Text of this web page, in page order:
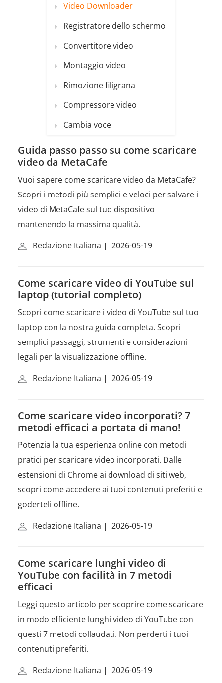
Video Downloader
Registratore dello schermo
Convertitore video
Montaggio video
Rimozione filigrana
Compressore video
Cambia voce
Guida passo passo su come scaricare
video da MetaCafe
Vuoi sapere come scaricare video da MetaCafe?
Scopri i metodi più semplici e veloci per salvare i
video di MetaCafe sul tuo dispositivo
mantenendo la massima qualità.
Redazione Italiana | 2026-05-19
Come scaricare video di YouTube sul
laptop (tutorial completo)
Scopri come scaricare i video di YouTube sul tuo
laptop con la nostra guida completa. Scopri
semplici passaggi, strumenti e considerazioni
legali per la visualizzazione offline.
Redazione Italiana | 2026-05-19
Come scaricare video incorporati? 7
metodi efficaci a portata di mano!
Potenzia la tua esperienza online con metodi
pratici per scaricare video incorporati. Dalle
estensioni di Chrome ai download di siti web,
scopri come accedere ai tuoi contenuti preferiti e
goderteli offline.
Redazione Italiana | 2026-05-19
Come scaricare lunghi video di
YouTube con facilità in 7 metodi
efficaci
Leggi questo articolo per scoprire come scaricare
in modo efficiente lunghi video di YouTube con
questi 7 metodi collaudati. Non perderti i tuoi
contenuti preferiti.
Redazione Italiana | 2026-05-19